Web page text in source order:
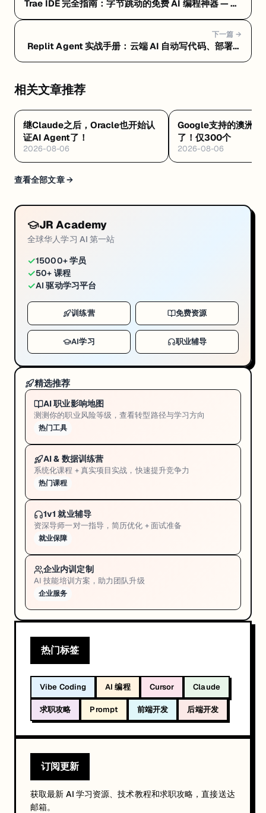
Trae IDE 完全指南：字节跳动的免费 AI 编程神器 — 常
下一篇 →
Replit Agent 实战手册：云端 AI 自动写代码、部署一
相关文章推荐
继Claude之后，Oracle也开始认
证AI Agent了！
2026-08-06
Google支持的澳洲
了！仅300个
2026-08-06
查看全部文章 →
JR Academy
全球华人学习 AI 第一站
✓15000+ 学员
✓50+ 课程
✓AI 驱动学习平台
训练营 免费资源
AI学习 职业辅导
精选推荐
AI 职业影响地图
测测你的职业风险等级，查看转型路径与学习方向
热门工具
AI & 数据训练营
系统化课程 + 真实项目实战，快速提升竞争力
热门课程
1v1 就业辅导
资深导师一对一指导，简历优化 + 面试准备
就业保障
企业内训定制
AI 技能培训方案，助力团队升级
企业服务
热门标签
Vibe Coding AI 编程 Cursor Claude
求职攻略 Prompt 前端开发 后端开发
订阅更新
获取最新 AI 学习资源、技术教程和求职攻略，直接送达
邮箱。